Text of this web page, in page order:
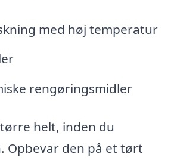
med høj temperatur
rengøringsmidler
helt, inden du
Opbevar den på et tørt